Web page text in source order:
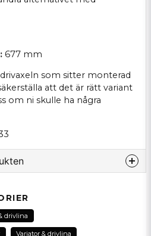
677 mm
som sitter monterad
att det är rätt variant
om ni skulle ha några
drivlina
Variator & drivlina